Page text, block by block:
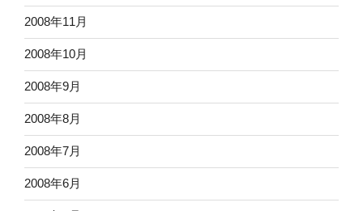
2008年11月
2008年10月
2008年9月
2008年8月
2008年7月
2008年6月